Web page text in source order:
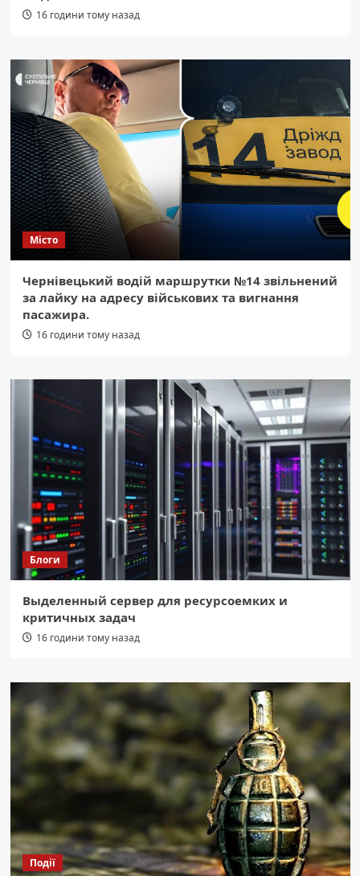
16 години тому назад
Місто
Чернівецький водій маршрутки №14 звільнений
за лайку на адресу військових та вигнання
пасажира.
16 години тому назад
Блоги
Выделенный сервер для ресурсоемких и
критичных задач
16 години тому назад
Події